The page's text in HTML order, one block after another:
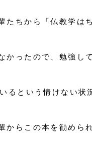
ちから「仏教学は
ったので、勉強し
るという情けない状
からこの本を勧めら